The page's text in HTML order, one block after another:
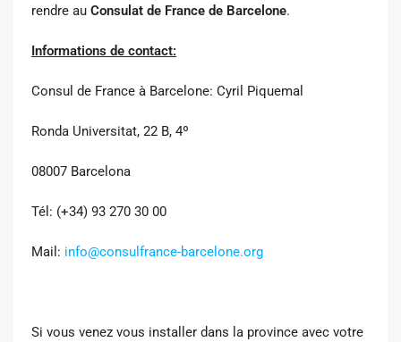
rendre au Consulat de France de Barcelone.
Informations de contact:
Consul de France à Barcelone: Cyril Piquemal
Ronda Universitat, 22 B, 4º
08007 Barcelona
Tél: (+34) 93 270 30 00
Mail: info@consulfrance-barcelone.org
Si vous venez vous installer dans la province avec votre